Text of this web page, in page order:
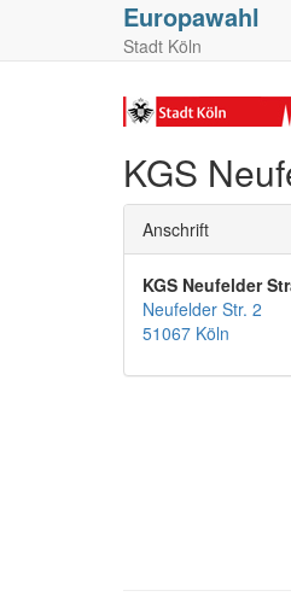
Europawahl
Stadt Köln
KGS
Anschrift
KGS Neufelder
Neufelder Str. 2
51067 Köln